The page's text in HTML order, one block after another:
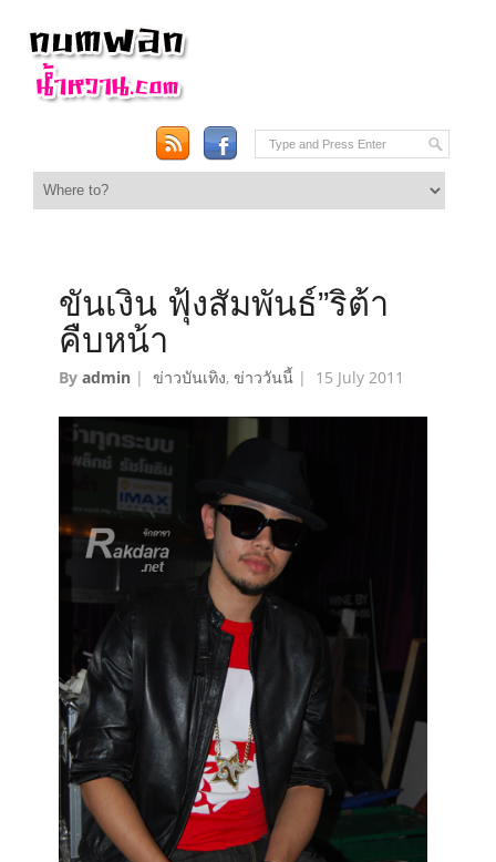
ขันเงิน ฟุ้งสัมพันธ์”ริต้า
คืบหน้า
Byadmin |ข่าวบันเทิง,ข่าววันนี้ | 15 July 2011